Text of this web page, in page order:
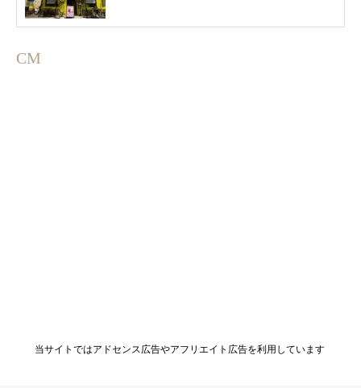
CM
当サイトではアドセンス広告やアフリエイト広告を利用しています